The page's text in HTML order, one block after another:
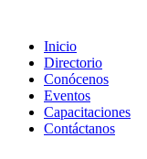
contenido
Inicio
Directorio
Conócenos
Eventos
Capacitaciones
Contáctanos